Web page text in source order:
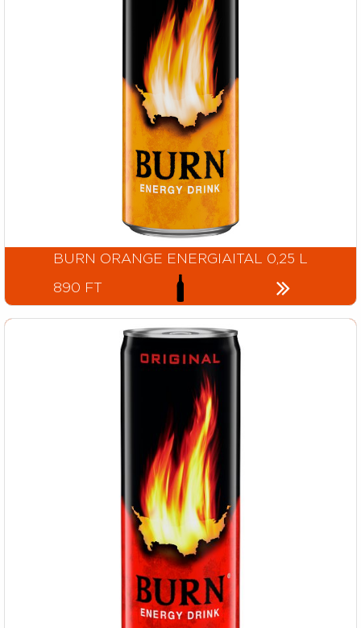
BURN ORANGE ENERGIAITAL 0,25 L
890 FT